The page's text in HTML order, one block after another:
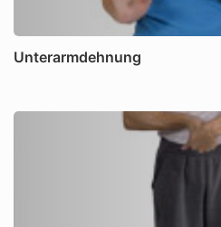
Unterarmdehnung